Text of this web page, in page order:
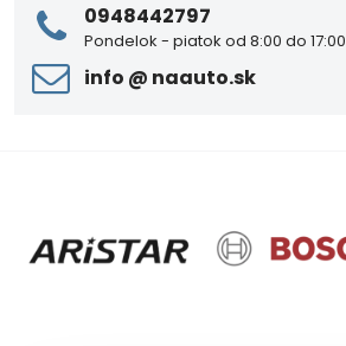
0948442797
Pondelok - piatok od 8:00 do 17:00
info ​@ naauto​.sk